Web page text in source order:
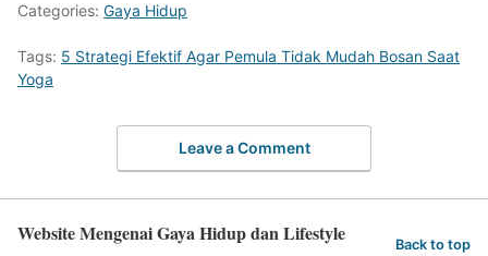
Categories: Gaya Hidup
Tags: 5 Strategi Efektif Agar Pemula Tidak Mudah Bosan Saat
Yoga
Leave a Comment
Website Mengenai Gaya Hidup dan Lifestyle Back to top